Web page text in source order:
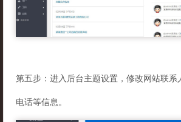
第五步：进入后台主题设置，修改网站联系
电话等信息。